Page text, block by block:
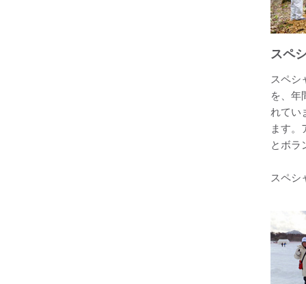
スペ
スペシ
を、年
れてい
ます。
とボラ
スペシ